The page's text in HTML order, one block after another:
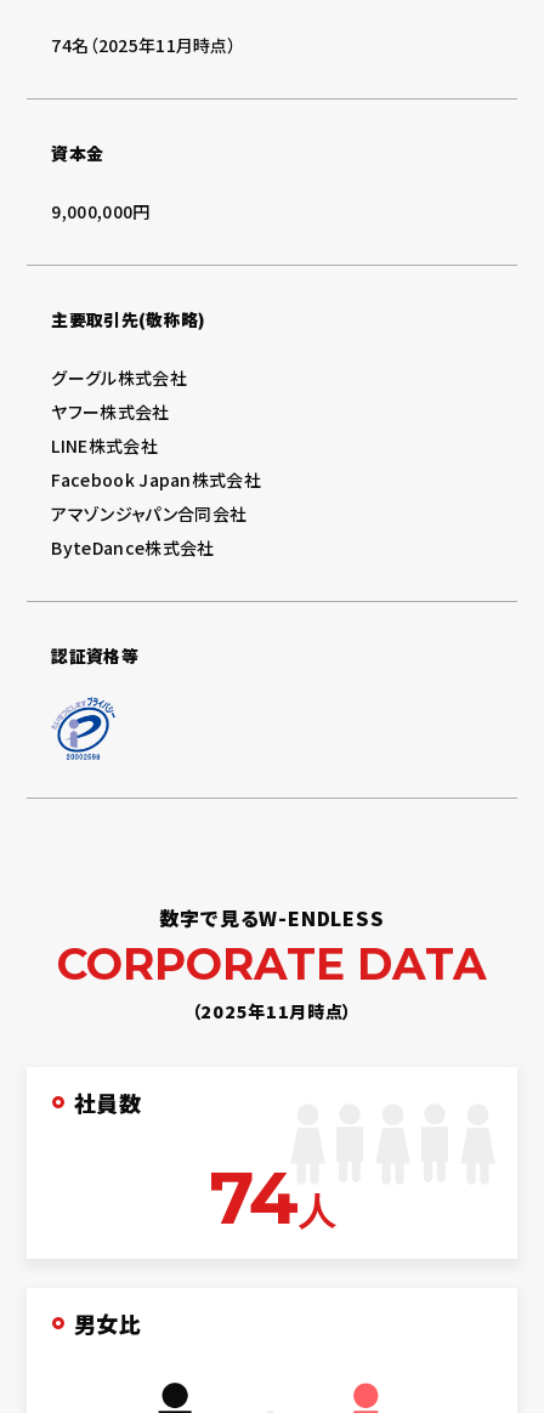
74名（2025年11月時点）
資本金
9,000,000円
主要取引先(敬称略)
グーグル株式会社
ヤフー株式会社
LINE株式会社
Facebook Japan株式会社
アマゾンジャパン合同会社
ByteDance株式会社
認証資格等
数字で見るW-ENDLESS
CORPORATE DATA
（2025年11月時点）
社員数
74人
男女比